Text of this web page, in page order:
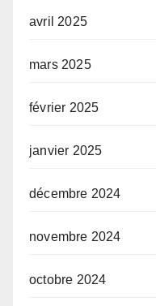
avril 2025
mars 2025
février 2025
janvier 2025
décembre 2024
novembre 2024
octobre 2024